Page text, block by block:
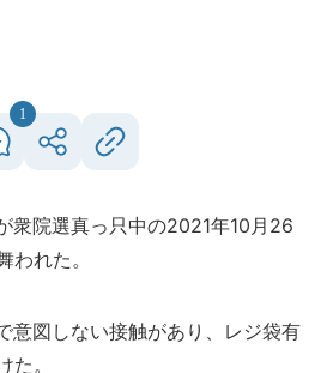
1
衆院選真っ只中の2021年10月26
われた。
意図しない接触があり、レジ袋有
。